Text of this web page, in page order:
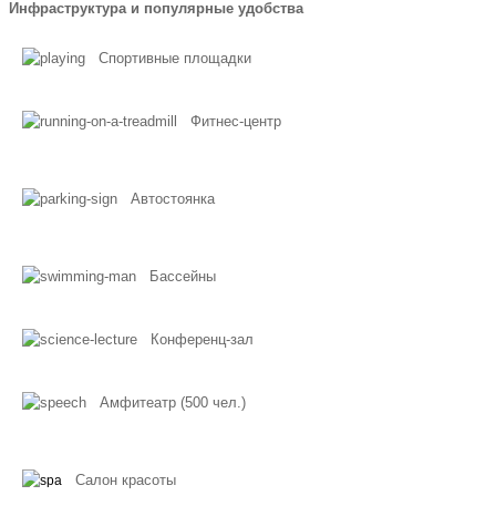
Инфраструктура и популярные удобства
Спортивные площадки
Фитнес-центр
Автостоянка
Бассейны
Конференц-зал
Амфитеатр (500 чел.)
Салон красоты